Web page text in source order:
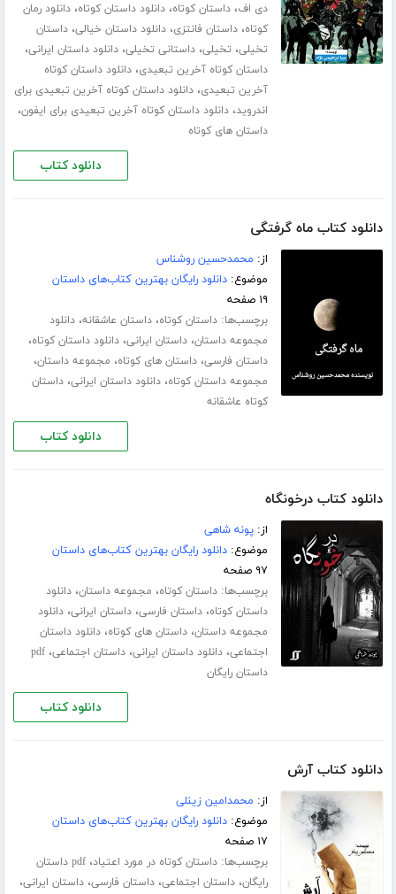
دی اف،داستان کوتاه،دانلود داستان کوتاه،دانلود رمان
کوتاه،داستان فانتزی،دانلود داستان خیالی،داستان
تخیلی، تخیلی،داستانی تخیلی،دانلود داستان ایرانی،
داستان کوتاه آخرین تبعیدی،دانلود داستان کوتاه
آخرین تبعیدی،دانلود داستان کوتاه آخرین تبعیدی برای
اندروید،دانلود داستان کوتاه آخرین تبعیدی برای ایفون،
داستان های کوتاه
دانلود کتاب
دانلود کتاب ماه گرفتگی
از: محمدحسین روشناس
موضوع:دانلود رایگان بهترین کتاب‌های داستان
۱۹ صفحه
برچسب‌ها:داستان کوتاه،داستان عاشقانه،دانلود
مجموعه داستان،داستان ایرانی،دانلود داستان کوتاه،
داستان فارسی،داستان های کوتاه، مجموعه داستان،
مجموعه داستان کوتاه،دانلود داستان ایرانی،داستان
کوتاه عاشقانه
دانلود کتاب
دانلود کتاب درخونگاه
از:پونه شاهی
موضوع:دانلود رایگان بهترین کتاب‌های داستان
۹۷ صفحه
برچسب‌ها:داستان کوتاه، مجموعه داستان،دانلود
داستان کوتاه،داستان فارسی،داستان ایرانی،دانلود
مجموعه داستان،داستان های کوتاه،دانلود داستان
اجتماعی،دانلود داستان ایرانی،داستان اجتماعی،pdf
داستان رایگان
دانلود کتاب
دانلود کتاب آرش
از: محمدامین زینلی
موضوع:دانلود رایگان بهترین کتاب‌های داستان
۱۷ صفحه
برچسب‌ها:داستان کوتاه در مورد اعتیاد،
pdf داستان
رایگان،داستان اجتماعی،داستان فارسی،داستان ایرانی،